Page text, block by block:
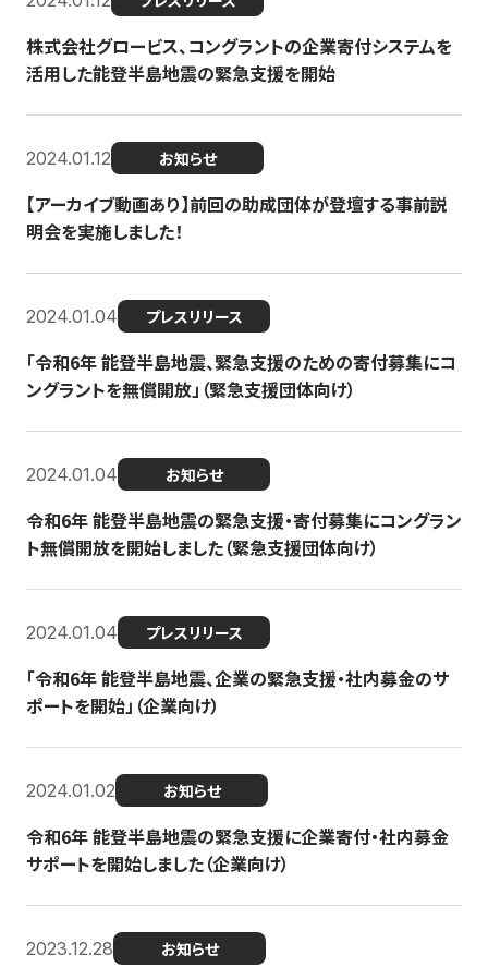
株式会社グロービス、コングラントの企業寄付システムを
活用した能登半島地震の緊急支援を開始
2024.01.12 お知らせ
【アーカイブ動画あり】前回の助成団体が登壇する事前説
明会を実施しました！
2024.01.04 プレスリリース
「令和6年 能登半島地震、緊急支援のための寄付募集にコ
ングラントを無償開放」（緊急支援団体向け）
2024.01.04 お知らせ
令和6年 能登半島地震の緊急支援・寄付募集にコングラン
ト無償開放を開始しました（緊急支援団体向け）
2024.01.04 プレスリリース
「令和6年 能登半島地震、企業の緊急支援・社内募金のサ
ポートを開始」（企業向け）
2024.01.02 お知らせ
令和6年 能登半島地震の緊急支援に企業寄付・社内募金
サポートを開始しました（企業向け）
2023.12.28 お知らせ